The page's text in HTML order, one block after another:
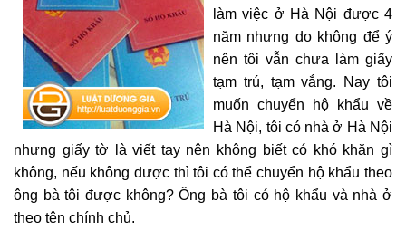
làm việc ở Hà Nội được 4
năm nhưng do không để ý
nên tôi vẫn chưa làm giấy
tạm trú, tạm vắng. Nay tôi
muốn chuyển hộ khẩu về
Hà Nội, tôi có nhà ở Hà Nội
nhưng giấy tờ là viết tay nên không biết có khó khăn gì
không, nếu không được thì tôi có thể chuyển hộ khẩu theo
ông bà tôi được không? Ông bà tôi có hộ khẩu và nhà ở
theo tên chính chủ.